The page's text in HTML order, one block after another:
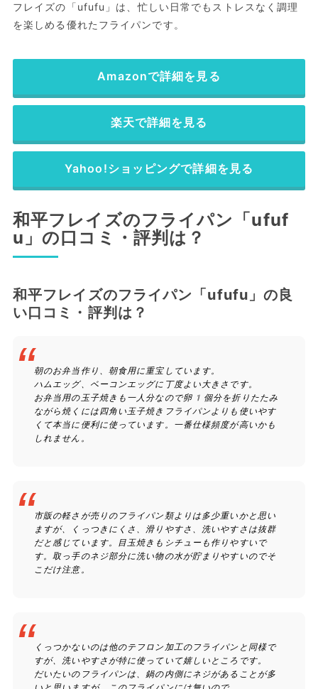
フレイズの「ufufu」は、忙しい日常でもストレスなく調理
を楽しめる優れたフライパンです。
Amazonで詳細を見る
楽天で詳細を見る
Yahoo!ショッピングで詳細を見る
和平フレイズのフライパン「ufuf
u」の口コミ・評判は？
和平フレイズのフライパン「ufufu」の良
い口コミ・評判は？
朝のお弁当作り、朝食用に重宝しています。
ハムエッグ、ベーコンエッグに丁度よい大きさです。
お弁当用の玉子焼きも一人分なので卵1個分を折りたたみ
ながら焼くには四角い玉子焼きフライパンよりも使いやす
くて本当に便利に使っています。一番仕様頻度が高いかも
しれません。
市販の軽さが売りのフライパン類よりは多少重いかと思い
ますが、くっつきにくさ、滑りやすさ、洗いやすさは抜群
だと感じています。目玉焼きもシチューも作りやすいで
す。取っ手のネジ部分に洗い物の水が貯まりやすいのでそ
こだけ注意。
くっつかないのは他のテフロン加工のフライパンと同様で
すが、洗いやすさが特に使っていて嬉しいところです。
だいたいのフライパンは、鍋の内側にネジがあることが多